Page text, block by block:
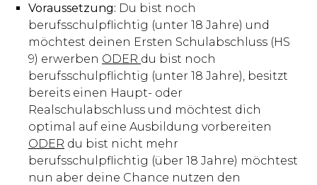
Voraussetzung: Du bist noch
berufsschulpflichtig (unter 18 Jahre) und
möchtest deinen Ersten Schulabschluss (HS
9) erwerben ODER du bist noch
berufsschulpflichtig (unter 18 Jahre), besitzt
bereits einen Haupt- oder
Realschulabschluss und möchtest dich
optimal auf eine Ausbildung vorbereiten
ODER du bist nicht mehr
berufsschulpflichtig (über 18 Jahre) möchtest
nun aber deine Chance nutzen den